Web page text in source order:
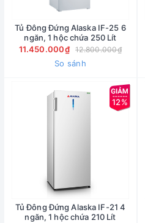
Tủ Đông Đứng Alaska IF-25 6
ngăn, 1 hộc chứa 250 Lít
11.450.000₫
12.800.000₫
So sánh
12%
Tủ Đông Đứng Alaska IF-21 4
ngăn, 1 hộc chứa 210 Lít